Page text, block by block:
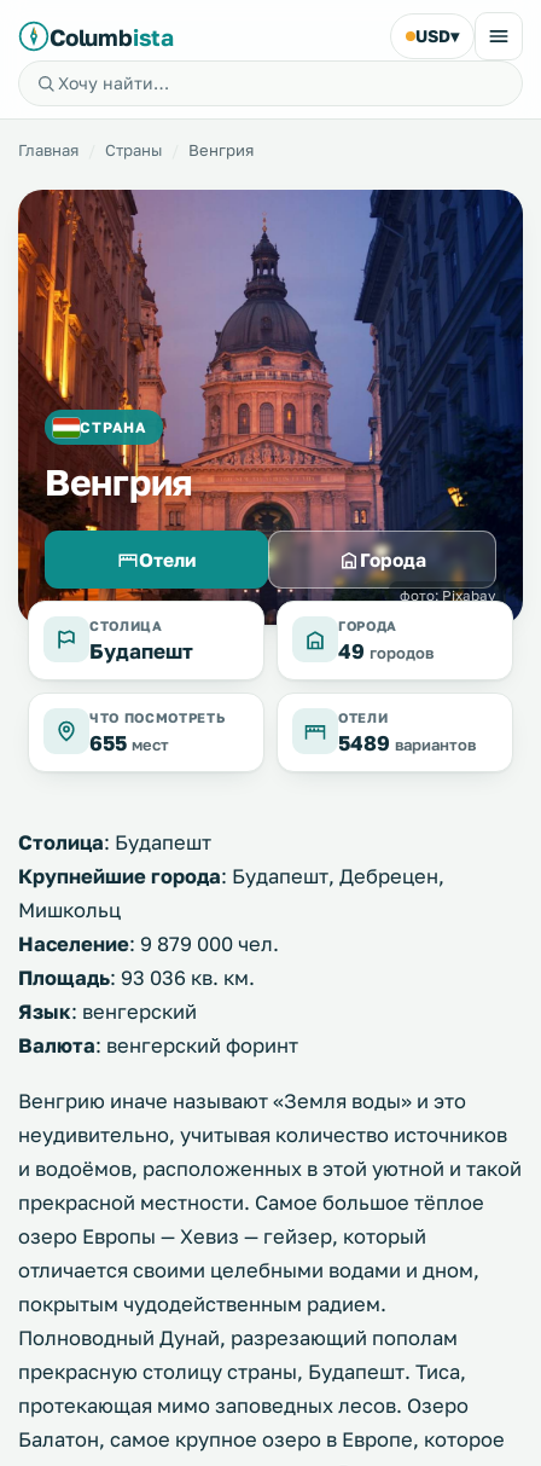
Columbista USD▾
Главная Страны Венгрия
СТРАНА
Венгрия
Отели Города
фото: Pixabay
СТОЛИЦА
Будапешт
ГОРОДА
49 городов
ЧТО ПОСМОТРЕТЬ
655 мест
ОТЕЛИ
5489 вариантов
Столица: Будапешт
Крупнейшие города: Будапешт, Дебрецен,
Мишкольц
Население: 9 879 000 чел.
Площадь: 93 036 кв. км.
Язык: венгерский
Валюта: венгерский форинт
Венгрию иначе называют «Земля воды» и это
неудивительно, учитывая количество источников
и водоёмов, расположенных в этой уютной и такой
прекрасной местности. Самое большое тёплое
озеро Европы — Хевиз — гейзер, который
отличается своими целебными водами и дном,
покрытым чудодейственным радием.
Полноводный Дунай, разрезающий пополам
прекрасную столицу страны, Будапешт. Тиса,
протекающая мимо заповедных лесов. Озеро
Балатон, самое крупное озеро в Европе, которое